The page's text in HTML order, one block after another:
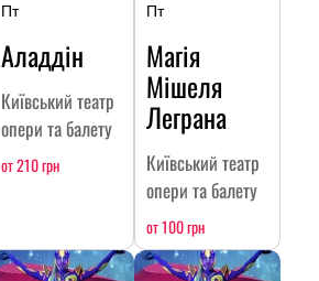
Пт
Аладдін
Київський театр
опери та балету
от 210 грн
Пт
Магія
Мішеля
Леграна
Київський театр
опери та балету
от 100 грн